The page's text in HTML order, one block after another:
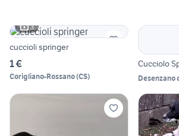
3
cuccioli springer
1 €
Corigliano-Rossano(CS)
Cucciolo
Desenzano